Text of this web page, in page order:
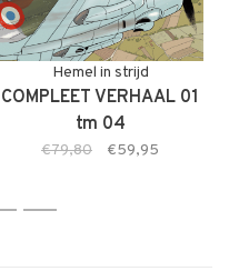
Hemel in strijd
COMPLEET VERHAAL 01
tm 04
€79,80 €59,95
3 4